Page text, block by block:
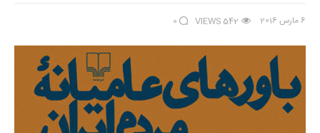
درباره ما
6 مارس 2016 542
VIEWS
0